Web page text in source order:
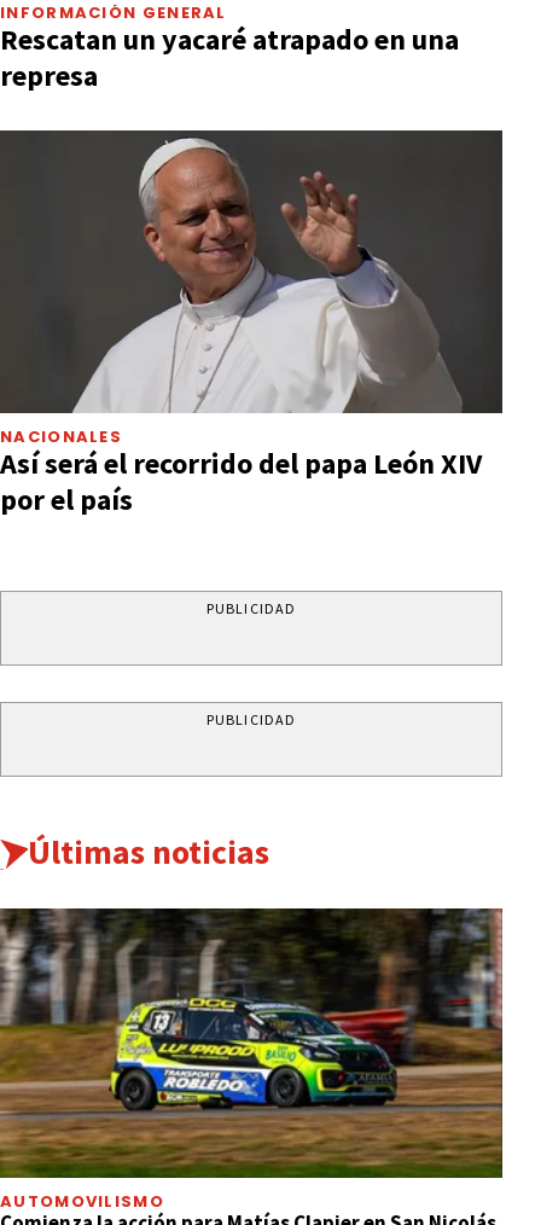
INFORMACIÓN GENERAL
Rescatan un yacaré atrapado en una
represa
NACIONALES
Así será el recorrido del papa León XIV
por el país
PUBLICIDAD
PUBLICIDAD
Últimas noticias
AUTOMOVILISMO